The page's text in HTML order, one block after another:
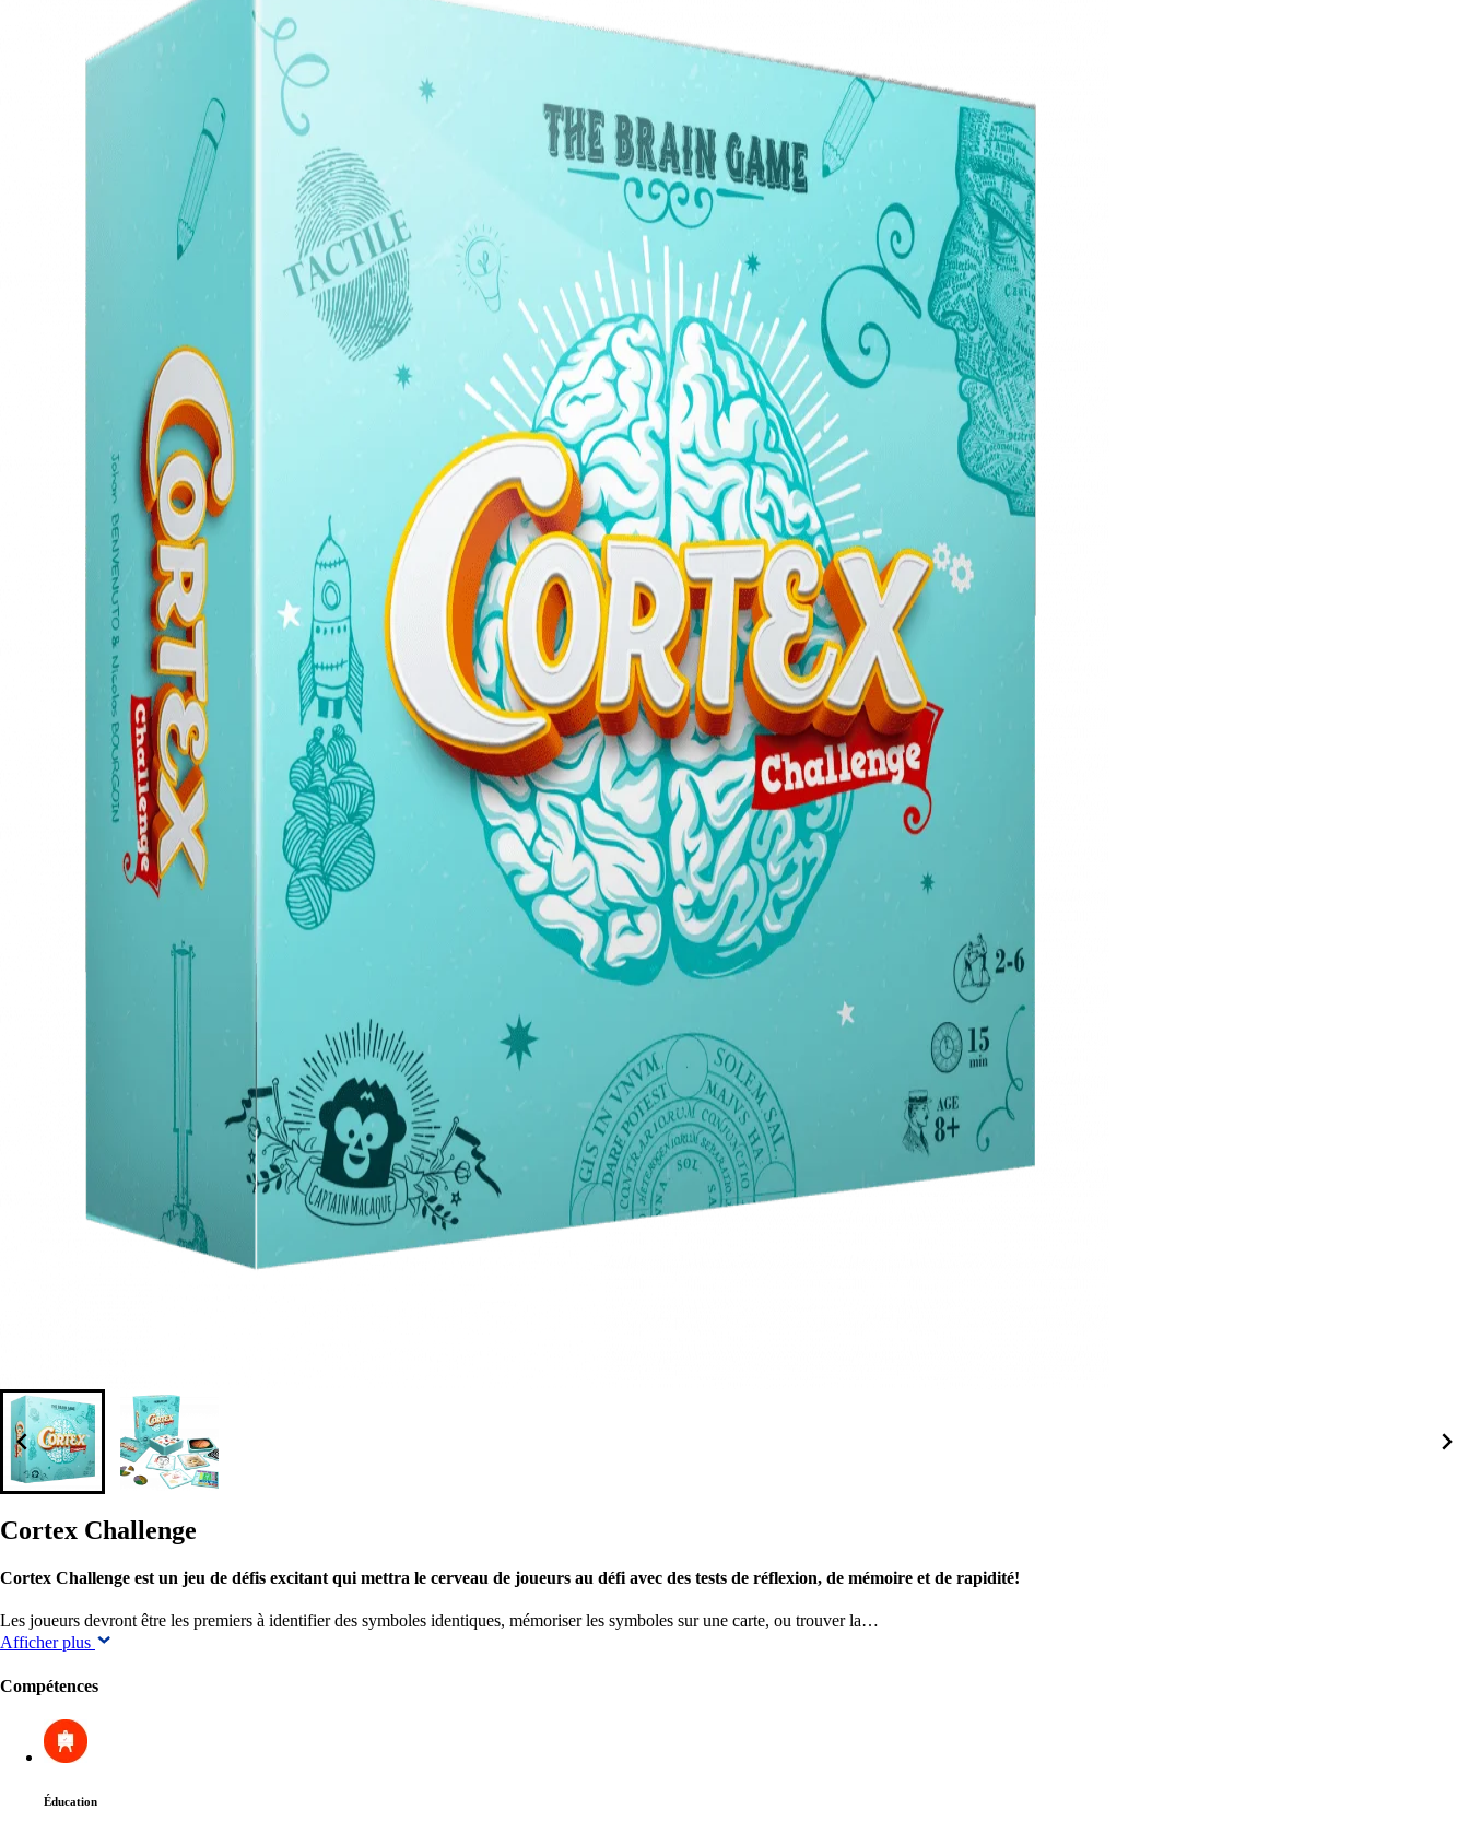
Cortex Challenge
Cortex Challenge est un jeu de défis excitant qui mettra le cerveau de joueurs au défi avec des tests de réflexion, de mémoire et de rapidité!
Les joueurs devront être les premiers à identifier des symboles identiques, mémoriser les symboles sur une carte, ou trouver la…
Afficher plus
Compétences
Éducation